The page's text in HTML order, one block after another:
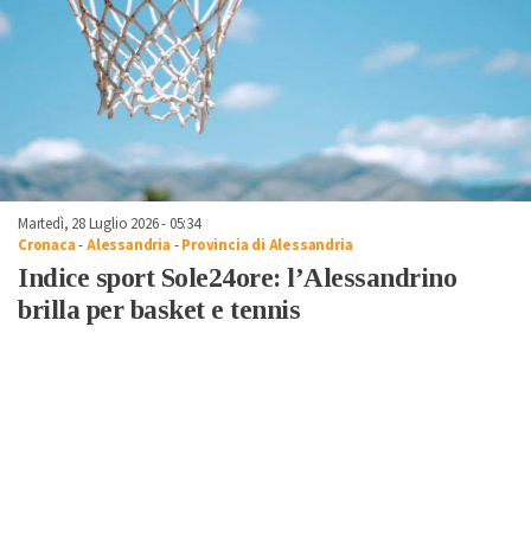
Martedì, 28 Luglio 2026 - 05:34
Cronaca-Alessandria -Provincia di Alessandria
Indice sport Sole24ore: l’Alessandrino
brilla per basket e tennis